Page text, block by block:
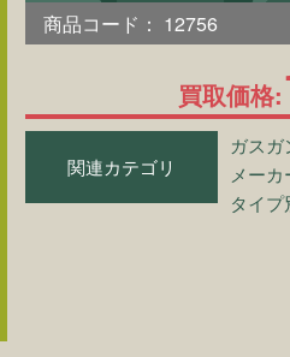
商品コード： 12756
買取価格:
関連カテゴリ
ガスガ
メー
タイプ